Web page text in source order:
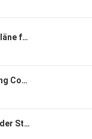
Das deutsche Finale 2027 - Die Pläne für den Vorentscheid zum Eurovision Song Contest
Kanada nimmt am Eurovision Song Contest 2027 teil
ESC BITE #26: Die geheime Welt der Stagings beim Eurovision Song Contest (mit Kaleen)